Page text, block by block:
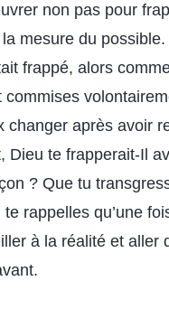
non pas pour
mesure du
frappé, alors
changer après avoir
Dieu te frapperait-Il
? Que tu
rappelles qu’une
à la réalité et aller